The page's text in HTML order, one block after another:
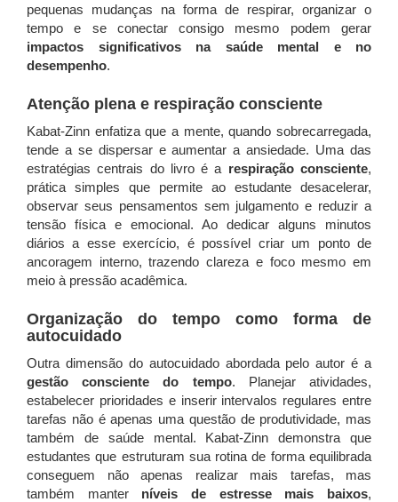
pequenas mudanças na forma de respirar, organizar o
tempo e se conectar consigo mesmo podem gerar
impactos significativos na saúde mental e no
desempenho.
Atenção plena e respiração consciente
Kabat-Zinn enfatiza que a mente, quando sobrecarregada,
tende a se dispersar e aumentar a ansiedade. Uma das
estratégias centrais do livro é a respiração consciente,
prática simples que permite ao estudante desacelerar,
observar seus pensamentos sem julgamento e reduzir a
tensão física e emocional. Ao dedicar alguns minutos
diários a esse exercício, é possível criar um ponto de
ancoragem interno, trazendo clareza e foco mesmo em
meio à pressão acadêmica.
Organização do tempo como forma de
autocuidado
Outra dimensão do autocuidado abordada pelo autor é a
gestão consciente do tempo. Planejar atividades,
estabelecer prioridades e inserir intervalos regulares entre
tarefas não é apenas uma questão de produtividade, mas
também de saúde mental. Kabat-Zinn demonstra que
estudantes que estruturam sua rotina de forma equilibrada
conseguem não apenas realizar mais tarefas, mas
também manter níveis de estresse mais baixos,